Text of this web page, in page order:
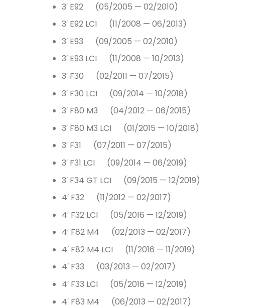
3′ E92 (05/2005 — 02/2010)
3′ E92 LCI (11/2008 — 06/2013)
3′ E93 (09/2005 — 02/2010)
3′ E93 LCI (11/2008 — 10/2013)
3′ F30 (02/2011 — 07/2015)
3′ F30 LCI (09/2014 — 10/2018)
3′ F80 M3 (04/2012 — 06/2015)
3′ F80 M3 LCI (01/2015 — 10/2018)
3′ F31 (07/2011 — 07/2015)
3′ F31 LCI (09/2014 — 06/2019)
3′ F34 GT LCI (09/2015 — 12/2019)
4′ F32 (11/2012 — 02/2017)
4′ F32 LCI (05/2016 — 12/2019)
4′ F82 M4 (02/2013 — 02/2017)
4′ F82 M4 LCI (11/2016 — 11/2019)
4′ F33 (03/2013 — 02/2017)
4′ F33 LCI (05/2016 — 12/2019)
4′ F83 M4 (06/2013 — 02/2017)